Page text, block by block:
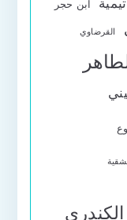
ابن حجر
القرضاوي
الكندري